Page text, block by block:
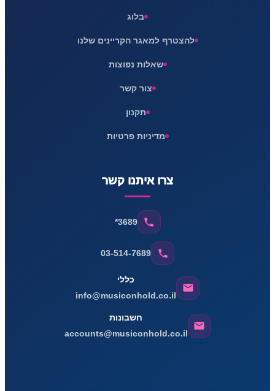
בלוג
להצטרף למאגר הקריינים שלנו
שאלות נפוצות
צור קשר
תקנון
מדיניות פרטיות
צרו איתנו קשר
*3689
03-514-7689
כללי
info@musiconhold.co.il
חשבונות
accounts@musiconhold.co.il